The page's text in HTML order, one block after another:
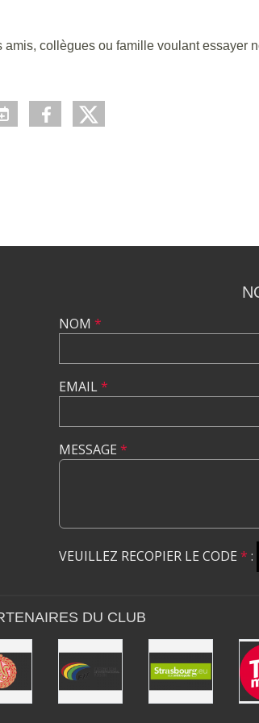
collègues ou famille voulant essayer
NOM *
EMAIL*
MESSAGE *
VEUILLEZ RECOPIER LE CODE * :
DU CLUB